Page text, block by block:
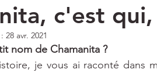
c'est
28 avr. 2021
nom de Chamanita ?
je vous ai raconté dans